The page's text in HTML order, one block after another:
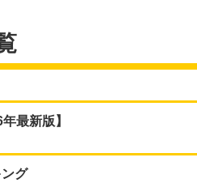
最新版】
グ